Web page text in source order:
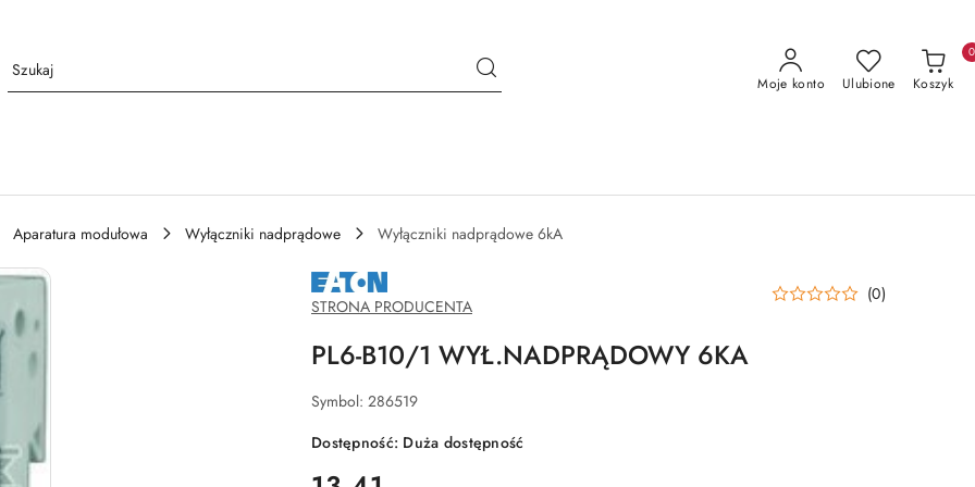
Moje konto Ulubione Koszyk
0
Aparatura modułowa Wyłączniki nadprądowe
Wyłączniki nadprądowe 6kA
NAZWA
PRODUCENTA:
EATON
STRONA PRODUCENTA
(0)
PL6-B10/1 WYŁ.NADPRĄDOWY 6KA
Symbol: 286519
Dostępność: Duża dostępność